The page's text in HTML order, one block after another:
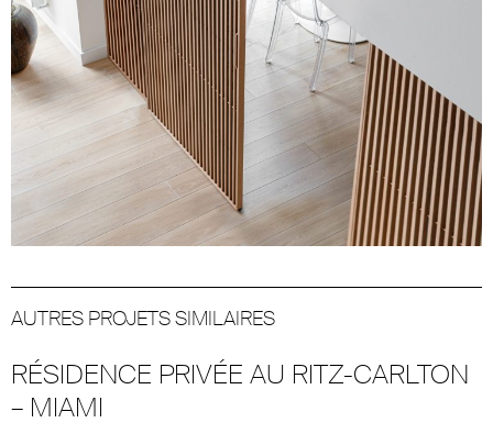
AUTRES PROJETS SIMILAIRES
RÉSIDENCE PRIVÉE AU RITZ-CARLTON
– MIAMI